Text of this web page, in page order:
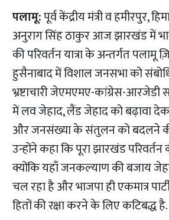
पलामू:पूर्व केंद्रीय मंत्री व हमीरपुर,
अनुराग सिंह ठाकुर आज झारखंड में
की परिवर्तन यात्रा के अन्तर्गत पलामू
हुसैनाबाद में विशाल जनसभा को
भ्रष्टाचारी जेएमएमए-कांग्रेस-आरजेडी
में लव जेहाद, लैंड जेहाद को बढ़ावा
और जनसंख्या के संतुलन को बदलने
उन्होंने कहा कि पूरा झारखंड
क्योंकि यहाँ जनकल्याण की बजाय
चल रहा है और भाजपा ही एकमात्र
हितों की रक्षा करने के लिए कटिबद्ध है.